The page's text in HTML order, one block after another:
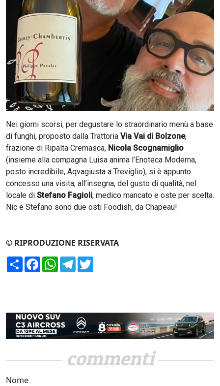
Nei giorni scorsi, per degustare lo straordinario menù a base
di funghi, proposto dalla Trattoria Via Vai di Bolzone,
frazione di Ripalta Cremasca, Nicola Scognamiglio
(insieme alla compagna Luisa anima l’Enoteca Moderna,
posto incredibile, Aqvagiusta a Treviglio), si è appunto
concesso una visita, all’insegna, del gusto di qualità, nel
locale di Stefano Fagioli, medico mancato e oste per scelta.
Nic e Stefano sono due osti Foodish, da Chapeau!
© RIPRODUZIONE RISERVATA
CondividiFacebookWhatsApp
Telegram
commenti
Nome